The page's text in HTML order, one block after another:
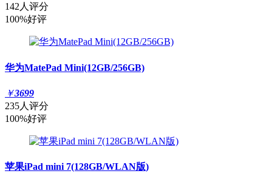
142人评分
100%好评
华为MatePad Mini(12GB/256GB)
￥3699
235人评分
100%好评
苹果iPad mini 7(128GB/WLAN版)